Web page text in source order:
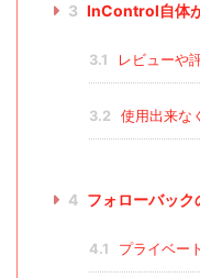
3 InControl自体
3.1 レビューや
3.2 使用出来な
4 フォローバッ
4.1 プライベー